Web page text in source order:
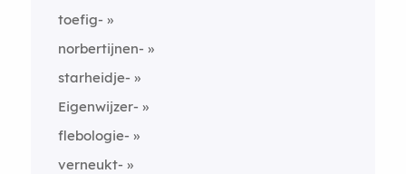
toefig-
norbertijnen-
starheidje-
Eigenwijzer-
flebologie-
verneukt-